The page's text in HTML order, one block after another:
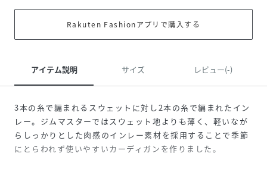
Rakuten Fashionアプリで購入する
アイテム説明 サイズ レビュー(-)
3本の糸で編まれるスウェットに対し2本の糸で編まれたイン
レー。ジムマスターではスウェット地よりも薄く、軽いなが
らしっかりとした肉感のインレー素材を採用することで季節
にとらわれず使いやすいカーディガンを作りました。